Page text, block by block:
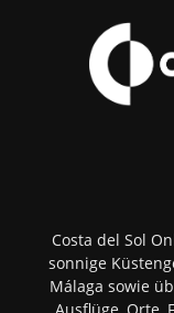
Costa del Sol
sonnige
Málaga sowie